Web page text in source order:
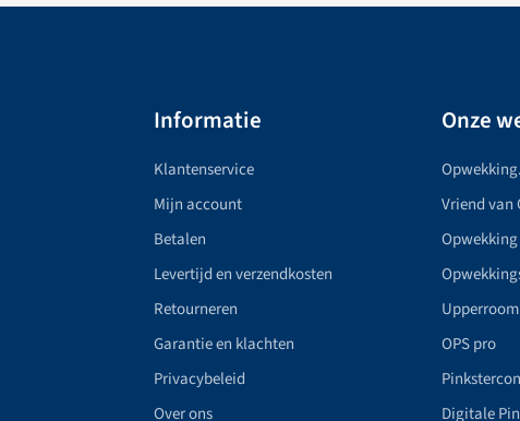
Informatie
Klantenservice
Mijn account
Betalen
Levertijd en verzendkosten
Retourneren
Garantie en klachten
Privacybeleid
Over ons
Onze
Vriend van
Upperroom
OPS pro
Digitale